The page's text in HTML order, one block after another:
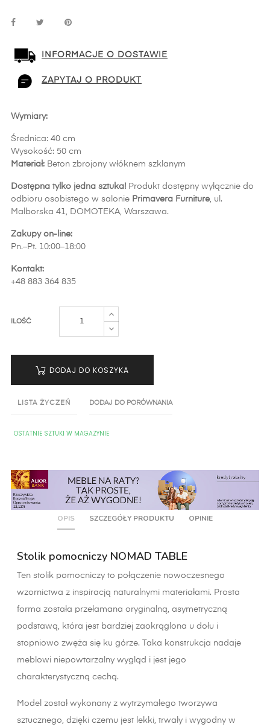
INFORMACJE O DOSTAWIE
ZAPYTAJ O PRODUKT
Wymiary:
Średnica: 40 cm
Wysokość: 50 cm
Materiał: Beton zbrojony włóknem szklanym
Dostępna tylko jedna sztuka! Produkt dostępny wyłącznie do
odbioru osobistego w salonie Primavera Furniture, ul.
Malborska 41, DOMOTEKA, Warszawa.
Zakupy on-line:
Pn.–Pt. 10:00–18:00
Kontakt:
+48 883 364 835
ILOŚĆ
DODAJ DO KOSZYKA
LISTA ŻYCZEŃ DODAJ DO PORÓWNANIA
OSTATNIE SZTUKI W MAGAZYNIE
OPIS SZCZEGÓŁY PRODUKTU OPINIE
Stolik pomocniczy NOMAD TABLE
Ten stolik pomocniczy to połączenie nowoczesnego
wzornictwa z inspiracją naturalnymi materiałami. Prosta
forma została przełamana oryginalną, asymetryczną
podstawą, która jest bardziej zaokrąglona u dołu i
stopniowo zwęża się ku górze. Taka konstrukcja nadaje
meblowi niepowtarzalny wygląd i jest jego
charakterystyczną cechą.
Model został wykonany z wytrzymałego tworzywa
sztucznego, dzięki czemu jest lekki, trwały i wygodny w